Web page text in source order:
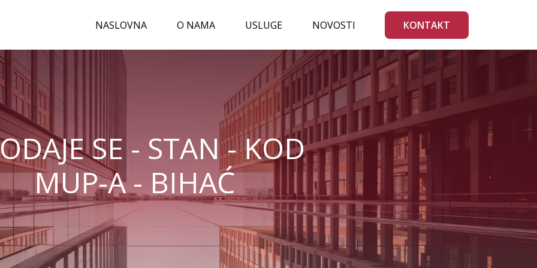
NASLOVNA O NAMA USLUGE NOVOSTI KONTAKT
SE - STAN - KOD
MUP-A - BIHAĆ